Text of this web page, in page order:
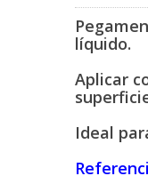
líquido.
Aplicar
Ideal